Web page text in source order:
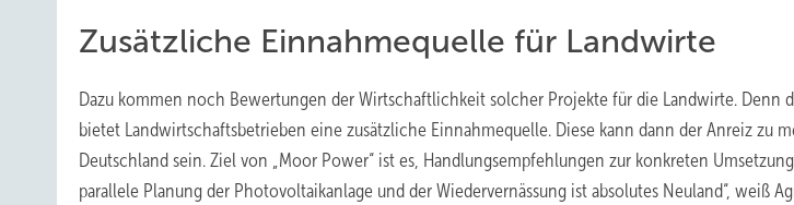
Zusätzliche Einnahmequelle für Landwirte
Dazu kommen noch Bewertungen der Wirtschaftlichkeit solcher Projekte für die Landwirte. Denn
bietet Landwirtschaftsbetrieben eine zusätzliche Einnahmequelle. Diese kann dann der Anreiz zu
Deutschland sein. Ziel von „Moor Power“ ist es, Handlungsempfehlungen zur konkreten
parallele Planung der Photovoltaikanlage und der Wiedervernässung ist absolutes Neuland“, weiß